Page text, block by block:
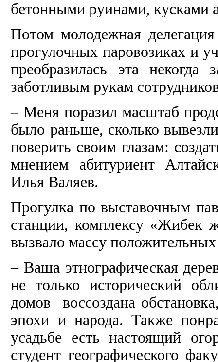
бетонными руинами, кусками
Потом молодежная
прогулочных паровозиках и
преобразилась эта некогда
заботливым рукам
– Меня поразил масштаб
было раньше, сколько
поверить своим глазам:
мнением абитуриент
Илья Валяев.
Прогулка по выставочным
станции, комплексу «Жибек
вызвало массу
– Ваша этнографическая
не только исторический
домов воссоздана
эпохи и народа. Также
усадьбе есть настоящий
студент географического